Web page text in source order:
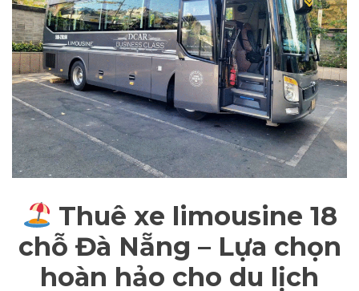
Thuê xe limousine 18
chỗ Đà Nẵng – Lựa chọn
hoàn hảo cho du lịch